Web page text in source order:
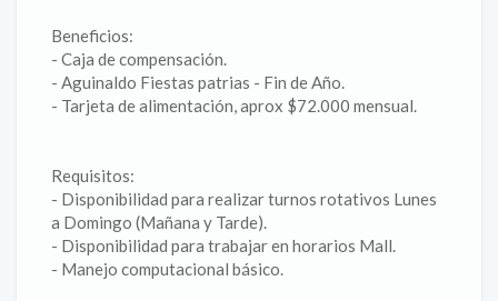
Beneficios:
- Caja de compensación.
- Aguinaldo Fiestas patrias - Fin de Año.
- Tarjeta de alimentación, aprox $72.000 mensual.
Requisitos:
- Disponibilidad para realizar turnos rotativos Lunes
a Domingo (Mañana y Tarde).
- Disponibilidad para trabajar en horarios Mall.
- Manejo computacional básico.